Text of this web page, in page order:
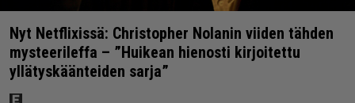
Nyt Netflixissä: Christopher Nolanin viiden tähden
mysteerileffa – ”Huikean hienosti kirjoitettu
yllätyskäänteiden sarja”